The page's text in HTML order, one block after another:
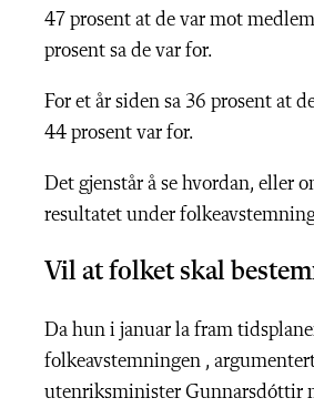
47 prosent at de var mot
prosent sa de var for.
For et år siden sa 36 prosent at
44 prosent var for.
Det gjenstår å se hvordan, eller
resultatet under
Vil at folket skal
Da hun i januar la fram
folkeavstemningen ,
utenriksminister Gunnarsdóttir